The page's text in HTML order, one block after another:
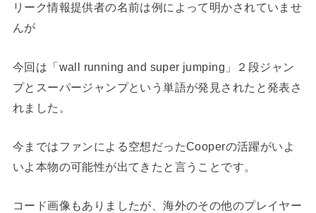
リーク情報提供者の名前は例によって明かされていませ
んが
今回は「wall running and super jumping」２段ジャン
プとスーパージャンプという単語が発見されたと発表さ
れました。
今まではファンによる空想だったCooperの活躍がいよ
いよ本物の可能性が出てきたと言うことです。
コード画像もありましたが、海外のその他のプレイヤー